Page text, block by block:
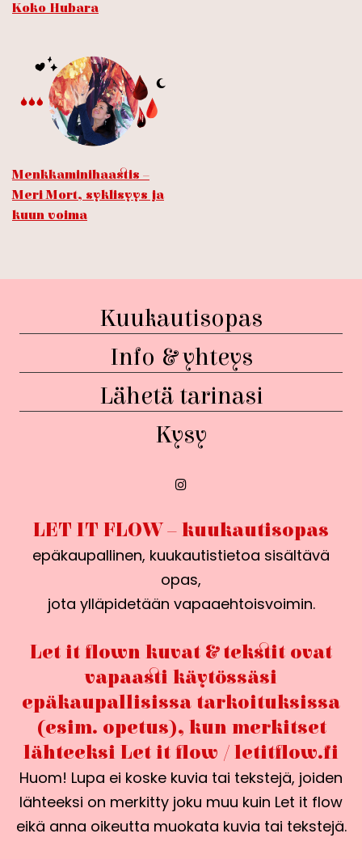
Koko Hubara
Menkkaminihaastis –
Meri Mort, syklisyys ja
kuun voima
Kuukautisopas
Info & yhteys
Lähetä tarinasi
Kysy
LET IT FLOW – kuukautisopas
epäkaupallinen, kuukautistietoa sisältävä
opas,
jota ylläpidetään vapaaehtoisvoimin.
Let it flown kuvat & tekstit ovat
vapaasti käytössäsi
epäkaupallisissa tarkoituksissa
(esim. opetus), kun merkitset
lähteeksi Let it flow / letitflow.fi
Huom! Lupa ei koske kuvia tai tekstejä, joiden
lähteeksi on merkitty joku muu kuin Let it flow
eikä anna oikeutta muokata kuvia tai tekstejä.